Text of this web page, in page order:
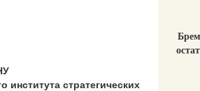
стратегических